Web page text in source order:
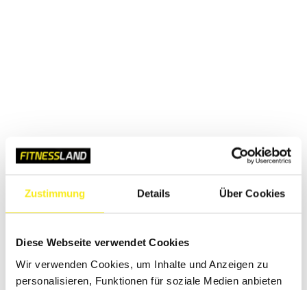
Zustimmung Details Über Cookies
Diese Webseite verwendet Cookies
Wir verwenden Cookies, um Inhalte und Anzeigen zu
personalisieren, Funktionen für soziale Medien anbieten